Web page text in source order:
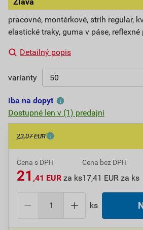
pracovné, montérkové, strih regular,
elastické traky, guma v páse, reflexné
Detailný popis
varianty
Iba na dopyt
Dostupné len v (1) predajni
23,07 EUR
Cena s DPH
21 ,41 EUR za ks
Cena bez DPH
17,41 EUR za ks
ks